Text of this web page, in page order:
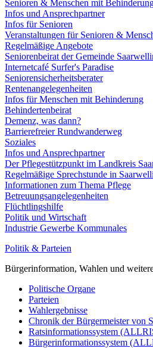
Senioren & Menschen mit
Infos und Ansprechpartner
Infos für Senioren
Veranstaltungen für Senioren &
Regelmäßige Angebote
Seniorenbeirat der Gemeinde
Internetcafé Surfer's Paradise
Seniorensicherheitsberater
Rentenangelegenheiten
Infos für Menschen mit Behinderung
Behindertenbeirat
Demenz, was dann?
Barrierefreier Rundwanderweg
Soziales
Infos und Ansprechpartner
Der Pflegestützpunkt im Landkreis
Regelmäßige Sprechstunde in
Informationen zum Thema Pflege
Betreuungsangelegenheiten
Flüchtlingshilfe
Politik und Wirtschaft
Industrie Gewerbe Kommunales
Politik & Parteien
Bürgerinformation, Wahlen und
Politische Organe
Parteien
Wahlergebnisse
Chronik der Bürgermeister von
Ratsinformationssystem
Bürgerinformationssystem